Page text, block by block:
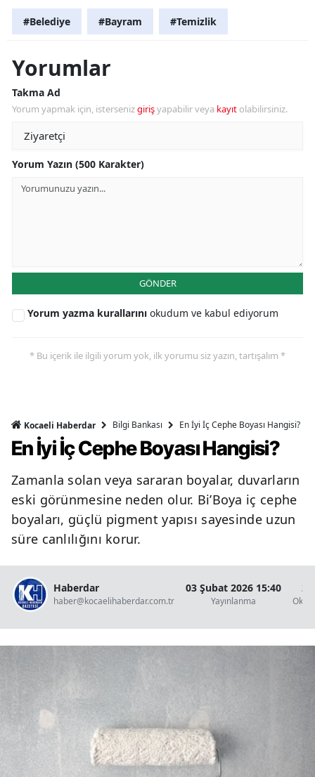
#Belediye #Bayram #Temizlik
Yorumlar
Takma Ad
Yorum yapmak için, istersenizgirişyapabilir veya kayıt olabilirsiniz.
Yorum Yazın (500 Karakter)
GÖNDER
Yorum yazma kurallarını okudum ve kabul ediyorum
* Bu içerik ile ilgili yorum yok, ilk yorumu siz yazın, tartışalım *
Kocaeli Haberdar Bilgi Bankası En İyi İç Cephe Boyası Hangisi?
En İyi İç Cephe Boyası Hangisi?
Zamanla solan veya sararan boyalar, duvarların
eski görünmesine neden olur. Bi’Boya iç cephe
boyaları, güçlü pigment yapısı sayesinde uzun
süre canlılığını korur.
Haberdar
haber@kocaelihaberdar.com.tr
03 Şubat 2026 15:40
Yayınlanma
2